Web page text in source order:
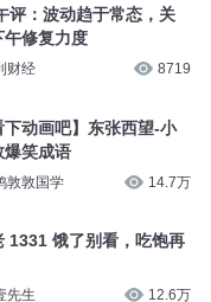
评：波动趋于常态，关
午修复力度
财经 8719
下动画吧】东张西望-小
爆笑成语
敦敦国学 14.7万
1331 饿了别看，吃饱再
先生 12.6万